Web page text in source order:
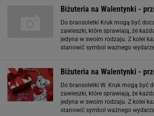
Biżuteria na Walentynki -
Do bransoletki Kruk mogą być
zawieszki, które sprawiają, że
jedyna w swoim rodzaju. Z kolei
stanowić symbol ważnego
Biżuteria na Walentynki -
Do bransoletki W. Kruk mogą być
zawieszki, które sprawiają, że
jedyna w swoim rodzaju. Z kolei
stanowić symbol ważnego